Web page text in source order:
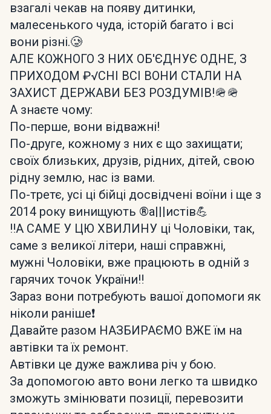
взагалі чекав на появу дитинки,
малесенького чуда, історій багато і всі
вони різні.🥲
АЛЕ КОЖНОГО З НИХ ОБ'ЄДНУЄ ОДНЕ, З
ПРИХОДОМ ₽√СНІ ВСІ ВОНИ СТАЛИ НА
ЗАХИСТ ДЕРЖАВИ БЕЗ РОЗДУМІВ!🪖🪖
А знаєте чому:
По-перше, вони відважні!
По-друге, кожному з них є що захищати;
своїх близьких, друзів, рідних, дітей, свою
рідну землю, нас із вами.
По-третє, усі ці бійці досвідчені воїни і ще з
2014 року винищують ®а|||истів💪
‼️А САМЕ У ЦЮ ХВИЛИНУ ці Чоловіки, так,
саме з великої літери, наші справжні,
мужні Чоловіки, вже працюють в одній з
гарячих точок України‼️
Зараз вони потребують вашої допомоги як
ніколи раніше❗
Давайте разом НАЗБИРАЄМО ВЖЕ їм на
автівки та їх ремонт.
Автівки це дуже важлива річ у бою.
За допомогою авто вони легко та швидко
зможуть змінювати позиції, перевозити